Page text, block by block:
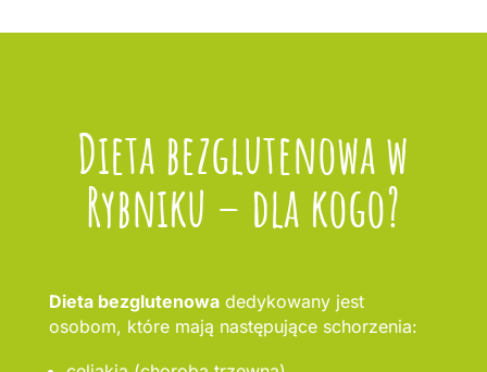
Dieta bezglutenowa w
Rybniku – dla kogo?
Dieta bezglutenowadedykowany jest
osobom, które mają następujące schorzenia: